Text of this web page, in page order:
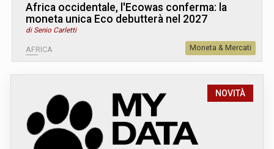
Africa occidentale, l'Ecowas conferma: la
moneta unica Eco debutterà nel 2027
di Senio Carletti
AFRICA Moneta & Mercati
NOVITÀ